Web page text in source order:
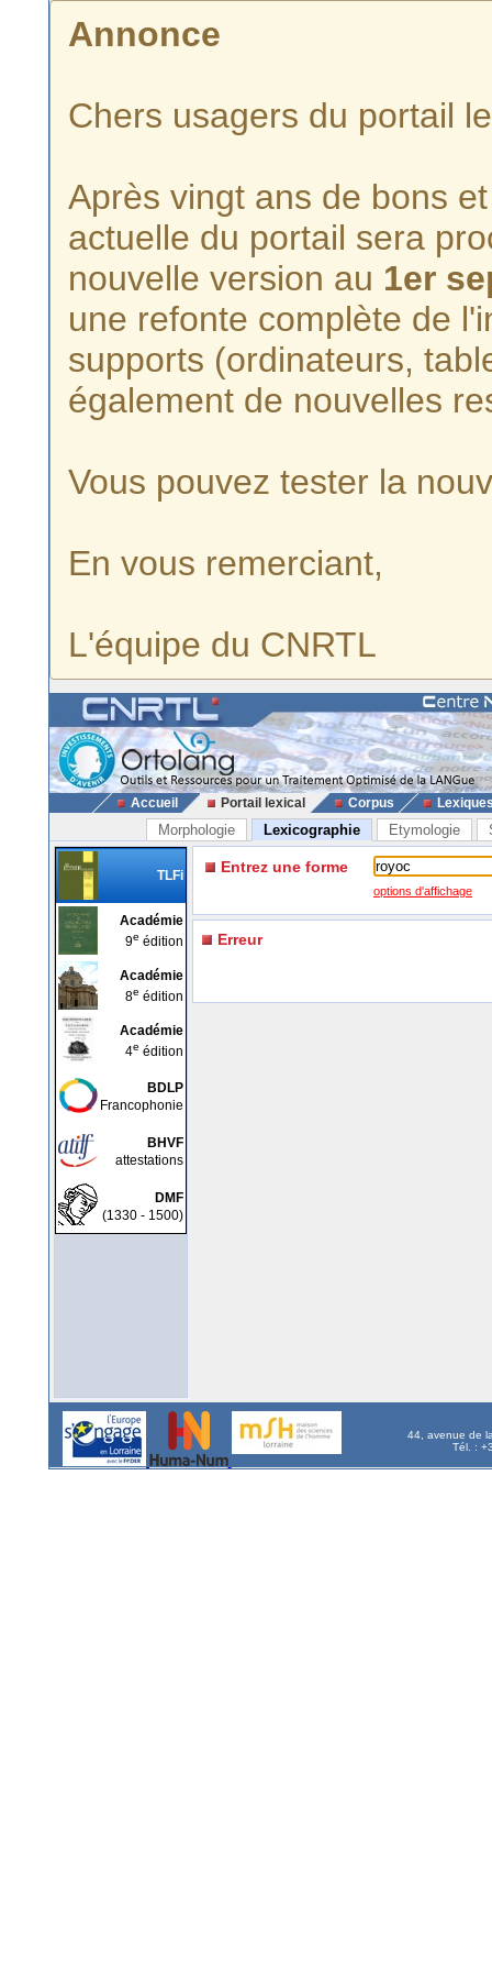
Annonce
Chers usagers du portail
Après vingt ans de bons
actuelle du portail sera
nouvelle version au 1er
une refonte complète de
supports (ordinateurs,
également de nouvelles
Vous pouvez tester la
En vous remerciant,
L'équipe du CNRTL
Accueil Portail lexical Corpus
Morphologie Lexicographie Etymologie
TLFi
Académie
9e édition
Académie
8e édition
Académie
4e édition
BDLP
Francophonie
BHVF
attestations
DMF
(1330 - 1500)
Entrez une forme
options d'affichage
Erreur
44, avenue de
Tél. :